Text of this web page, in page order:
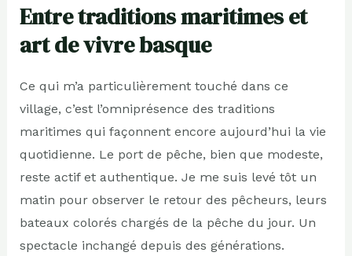
Entre traditions maritimes et
art de vivre basque
Ce qui m’a particulièrement touché dans ce
village, c’est l’omniprésence des traditions
maritimes qui façonnent encore aujourd’hui la vie
quotidienne. Le port de pêche, bien que modeste,
reste actif et authentique. Je me suis levé tôt un
matin pour observer le retour des pêcheurs, leurs
bateaux colorés chargés de la pêche du jour. Un
spectacle inchangé depuis des générations.